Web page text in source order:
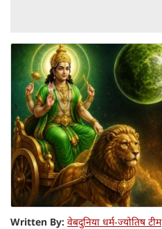
Written By: वेबदुनिया धर्म-ज्योतिष टीम